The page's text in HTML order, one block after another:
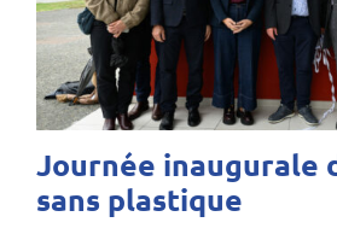
Journée inaugurale
sans plastique